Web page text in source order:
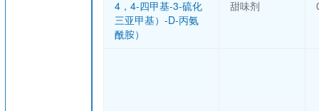
4，4-四甲基-3-硫化
三亚甲基）-D-丙氨
酰胺）
甜味剂